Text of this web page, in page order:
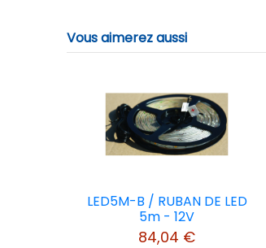
Vous aimerez aussi
LED5M-B / RUBAN DE LED
5m - 12V
84,04 €